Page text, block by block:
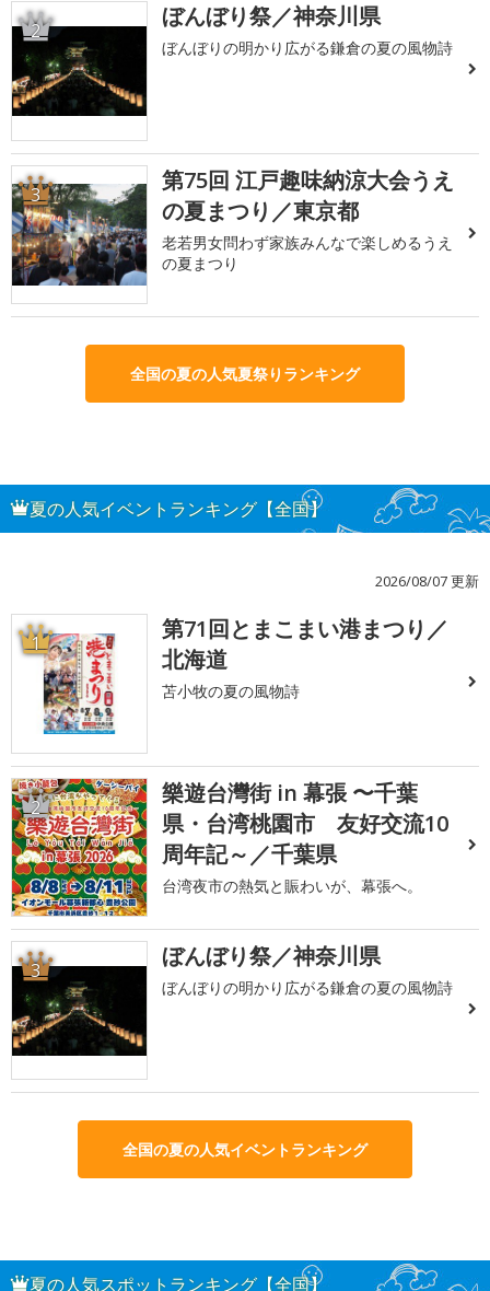
2 ぼんぼり祭／神奈川県
ぼんぼりの明かり広がる鎌倉の夏の風物詩
3
第75回 江戸趣味納涼大会うえ
の夏まつり／東京都
老若男女問わず家族みんなで楽しめるうえ
の夏まつり
全国の夏の人気夏祭りランキング
夏の人気イベントランキング【全国】
2026/08/07 更新
1
第71回とまこまい港まつり／
北海道
苫小牧の夏の風物詩
2
樂遊台灣街 in 幕張 〜千葉
県・台湾桃園市 友好交流10
周年記～／千葉県
台湾夜市の熱気と賑わいが、幕張へ。
3 ぼんぼり祭／神奈川県
ぼんぼりの明かり広がる鎌倉の夏の風物詩
全国の夏の人気イベントランキング
夏の人気スポットランキング【全国】